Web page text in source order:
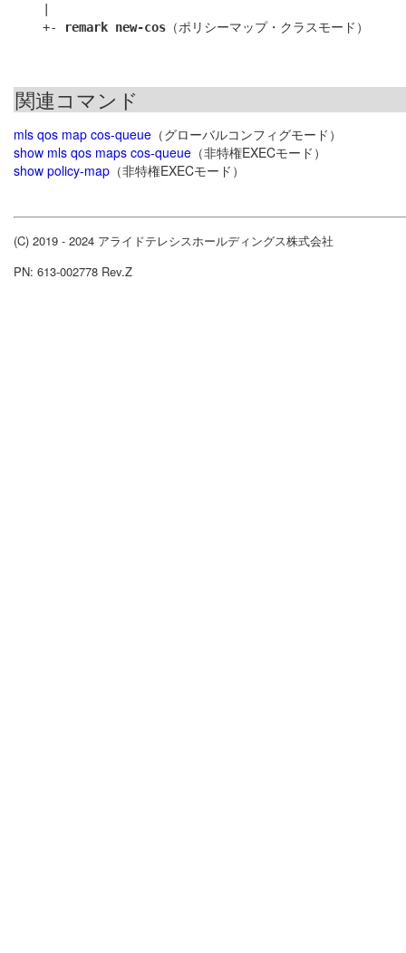
    +-
remark new-cos
関連コマンド
mls qos map cos-queue （グローバルコンフィグモード）
show mls qos maps cos-queue （非特権EXECモード）
show policy-map （非特権EXECモード）
(C) 2019 - 2024 アライドテレシスホールディングス株式会社
PN: 613-002778 Rev.Z